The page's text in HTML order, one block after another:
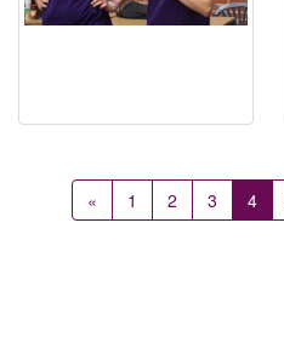
« 1 2 3 4